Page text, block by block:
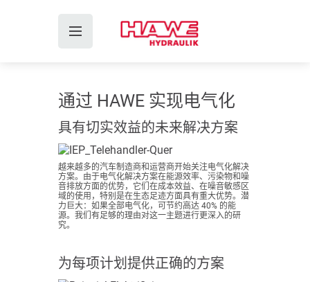
通过 HAWE 实现电气化
具有切实效益的未来解决方案
越来越多的汽车制造商和运营商开始关注电气化解决
方案。由于电气化解决方案在能源效率、污染物和噪
音排放方面的优势，它们在成本效益、在噪音敏感区
域的使用，特别是在生态足迹方面具有重大优势。潜
力巨大：如果全部电气化，可节约高达 40% 的能
源。我们有足够的理由对这一主题进行更深入的研
究。
为每项计划提供正确的方案